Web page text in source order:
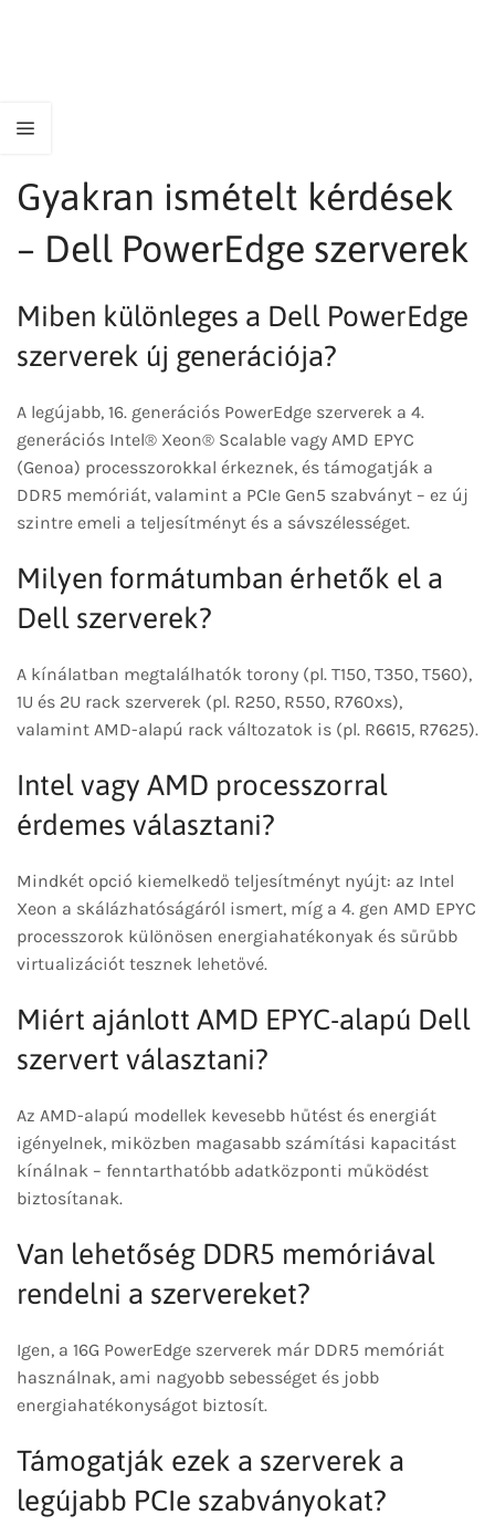
Gyakran ismételt kérdések
– Dell PowerEdge szerverek
Miben különleges a Dell PowerEdge
szerverek új generációja?
A legújabb, 16. generációs PowerEdge szerverek a 4.
generációs Intel® Xeon® Scalable vagy AMD EPYC
(Genoa) processzorokkal érkeznek, és támogatják a
DDR5 memóriát, valamint a PCIe Gen5 szabványt – ez új
szintre emeli a teljesítményt és a sávszélességet.
Milyen formátumban érhetők el a
Dell szerverek?
A kínálatban megtalálhatók torony (pl. T150, T350, T560),
1U és 2U rack szerverek (pl. R250, R550, R760xs),
valamint AMD-alapú rack változatok is (pl. R6615, R7625).
Intel vagy AMD processzorral
érdemes választani?
Mindkét opció kiemelkedő teljesítményt nyújt: az Intel
Xeon a skálázhatóságáról ismert, míg a 4. gen AMD EPYC
processzorok különösen energiahatékonyak és sűrűbb
virtualizációt tesznek lehetővé.
Miért ajánlott AMD EPYC-alapú Dell
szervert választani?
Az AMD-alapú modellek kevesebb hűtést és energiát
igényelnek, miközben magasabb számítási kapacitást
kínálnak – fenntarthatóbb adatközponti működést
biztosítanak.
Van lehetőség DDR5 memóriával
rendelni a szervereket?
Igen, a 16G PowerEdge szerverek már DDR5 memóriát
használnak, ami nagyobb sebességet és jobb
energiahatékonyságot biztosít.
Támogatják ezek a szerverek a
legújabb PCIe szabványokat?